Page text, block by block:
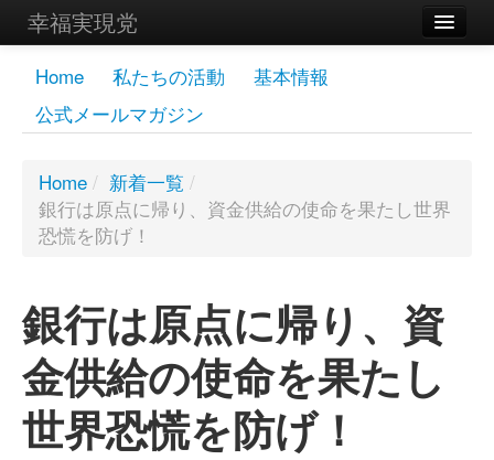
幸福実現党
メンバーズページ
党員
お問い合わせ
Home 私たちの活動
基本情報
公式メールマガジン
Home / 新着一覧 /
銀行は原点に帰り、資金供給の使命を果たし世界
恐慌を防げ！
銀行は原点に帰り、資
金供給の使命を果たし
世界恐慌を防げ！